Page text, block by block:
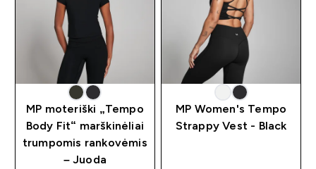
MP moteriški „Tempo
Body Fit“ marškinėliai
trumpomis rankovėmis
– Juoda
MP Women's Tempo
Strappy Vest - Black